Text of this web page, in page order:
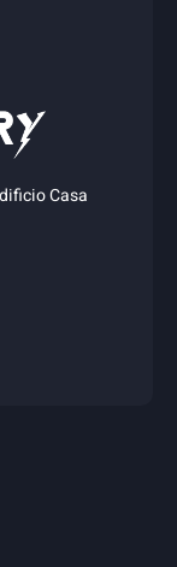
Casa